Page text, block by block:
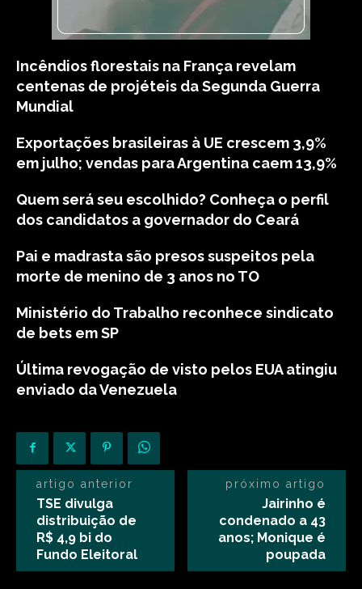
Incêndios florestais na França revelam
centenas de projéteis da Segunda Guerra
Mundial
Exportações brasileiras à UE crescem 3,9%
em julho; vendas para Argentina caem 13,9%
Quem será seu escolhido? Conheça o perfil
dos candidatos a governador do Ceará
Pai e madrasta são presos suspeitos pela
morte de menino de 3 anos no TO
Ministério do Trabalho reconhece sindicato
de bets em SP
Última revogação de visto pelos EUA atingiu
enviado da Venezuela
artigo anterior
TSE divulga
distribuição de
R$ 4,9 bi do
Fundo Eleitoral
próximo artigo
Jairinho é
condenado a 43
anos; Monique é
poupada